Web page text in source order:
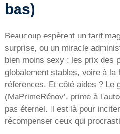
bas)
Beaucoup espèrent un tarif
surprise, ou un miracle
bien moins sexy : les prix des
globalement stables, voire à la
références. Et côté aides ? Le
(MaPrimeRénov’, prime à
pas éternel. Il est là pour
récompenser ceux qui